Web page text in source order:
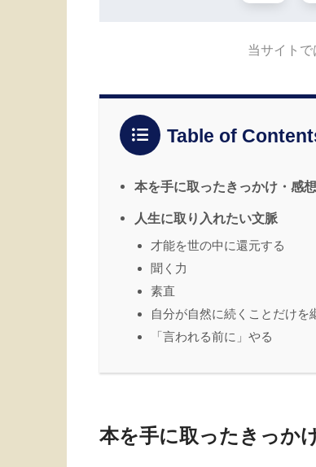
当サイトで
Table of
本を手に取ったきっかけ・感想
人生に取り入れたい文脈
才能を世の中に還元する
聞く力
素直
自分が自然に続くことだけを
「言われる前に」やる
本を手に取ったきっか